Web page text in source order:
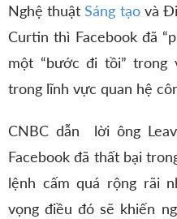
Nghệ thuậtSáng tạovà
Curtin thì Facebook đã
một “bước đi tồi” trong
trong lĩnh vực quan hệ
CNBC dẫn lời ông
Facebook đã thất bại
lệnh cấm quá rộng rãi
vọng điều đó sẽ khiến